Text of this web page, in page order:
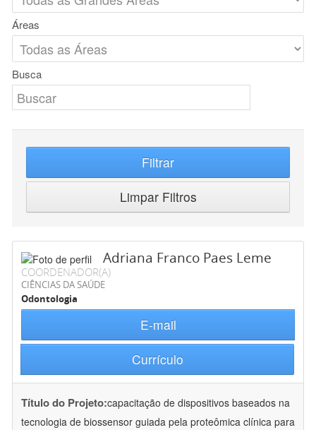
Áreas
Busca
Filtrar
Limpar Filtros
Adriana Franco Paes Leme
COORDENADOR(A)
CIÊNCIAS DA SAÚDE
Odontologia
E-mail
Currículo
Título do Projeto:capacitação de dispositivos baseados na
tecnologia de biossensor guiada pela proteômica clínica para